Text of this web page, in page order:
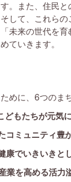
。また、住民
して、これら
未来の世代を
ていきます。
めに、6つのま
どもたちが元気
コミュニティ豊
康でいきいきと
業を高める活力